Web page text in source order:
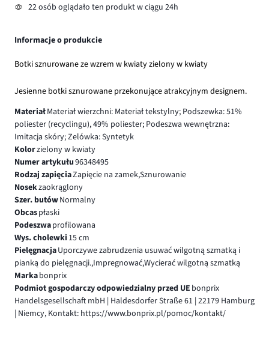
22 osób oglądało ten produkt w ciągu 24h
Informacje o produkcie
Botki sznurowane ze wzrem w kwiaty zielony w kwiaty
Jesienne botki sznurowane przekonujące atrakcyjnym designem.
MateriałMateriał wierzchni: Materiał tekstylny; Podszewka: 51%
poliester (recyclingu), 49% poliester; Podeszwa wewnętrzna:
Imitacja skóry; Zelówka: Syntetyk
Kolorzielony w kwiaty
Numer artykułu96348495
Rodzaj zapięciaZapięcie na zamek,Sznurowanie
Nosekzaokrąglony
Szer. butówNormalny
Obcaspłaski
Podeszwaprofilowana
Wys. cholewki 15 cm
PielęgnacjaUporczywe zabrudzenia usuwać wilgotną szmatką i
pianką do pielęgnacji.,Impregnować,Wycierać wilgotną szmatką
Markabonprix
Podmiot gospodarczy odpowiedzialny przed UE bonprix
Handelsgesellschaft mbH | Haldesdorfer Straße 61 | 22179 Hamburg
| Niemcy, Kontakt: https://www.bonprix.pl/pomoc/kontakt/